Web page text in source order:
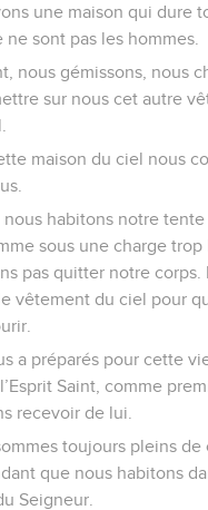
une maison qui dure
ne sont pas les hommes.
nous gémissons, nous
sur nous cet autre
maison du ciel nous
nous habitons notre
sous une charge trop
pas quitter notre corps.
vêtement du ciel pour
a préparés pour cette
Saint, comme
recevoir de lui.
toujours pleins de
que nous habitons
Seigneur.